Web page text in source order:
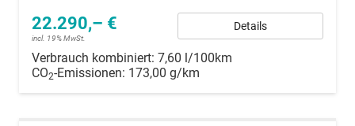
22.290,– €
incl. 19% MwSt.
Details
Verbrauch kombiniert: 7,60 l/100km
CO2-Emissionen: 173,00 g/km